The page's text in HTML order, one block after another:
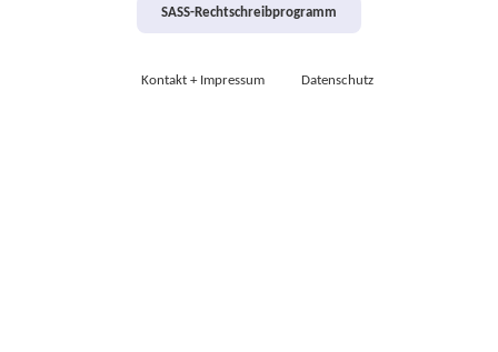
SASS-Rechtschreibprogramm
Kontakt + Impressum Datenschutz